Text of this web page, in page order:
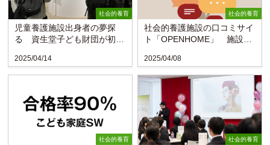
社会的養育
児童養護施設出身者の夢探
る 資生堂子ども財団が初の
2025/04/14
社会的養育
社会的養護施設の口コミサイ
ト「OPENHOME」 施設出
2025/04/08
社会的養育 社会的養育